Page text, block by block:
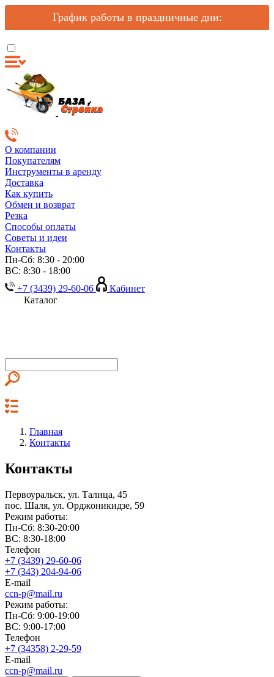
График работы в праздничные дни:
О компании
Покупателям
Инструменты в аренду
Доставка
Как купить
Обмен и возврат
Резка
Способы оплаты
Советы и идеи
Контакты
Пн-Сб: 8:30 - 20:00
ВС: 8:30 - 18:00
+7 (3439) 29-60-06
Кабинет
Каталог
Главная
Контакты
Контакты
Первоуральск, ул. Талица, 45
пос. Шаля, ул. Орджоникидзе, 59
Режим работы:
Пн-Сб: 8:30-20:00
ВС: 8:30-18:00
Телефон
+7 (3439) 29-60-06
+7 (343) 204-94-06
E-mail
ccn-p@mail.ru
Режим работы:
Пн-Сб: 9:00-19:00
ВС: 9:00-17:00
Телефон
+7 (34358) 2-29-59
E-mail
ccn-p@mail.ru